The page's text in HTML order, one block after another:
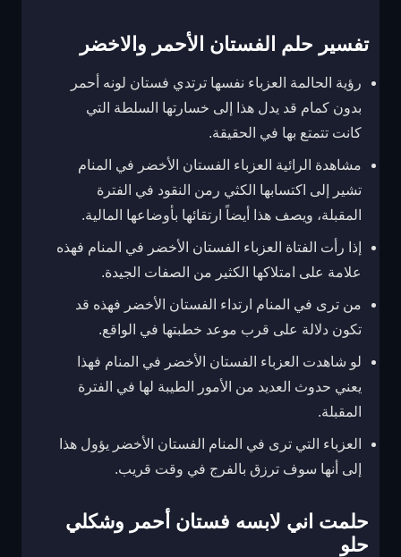
تفسير حلم الفستان الأحمر والاخضر
رؤية الحالمة العزباء نفسها ترتدي فستان لونه أحمر
بدون كمام قد يدل هذا إلى خسارتها السلطة التي
كانت تتمتع بها في الحقيقة.
مشاهدة الرائية العزباء الفستان الأخضر في المنام
تشير إلى اكتسابها الكثي رمن النقود في الفترة
المقبلة، ويصف هذا أيضاً ارتقائها بأوضاعها المالية.
إذا رأت الفتاة العزباء الفستان الأخضر في المنام فهذه
علامة على امتلاكها الكثير من الصفات الجيدة.
من ترى في المنام ارتداء الفستان الأخضر فهذه قد
تكون دلالة على قرب موعد خطبتها في الواقع.
لو شاهدت العزباء الفستان الأخضر في المنام فهذا
يعني حدوث العديد من الأمور الطيبة لها في الفترة
المقبلة.
العزباء التي ترى في المنام الفستان الأخضر يؤول هذا
إلى أنها سوف ترزق بالفرج في وقت قريب.
حلمت اني لابسه فستان أحمر وشكلي
حلو